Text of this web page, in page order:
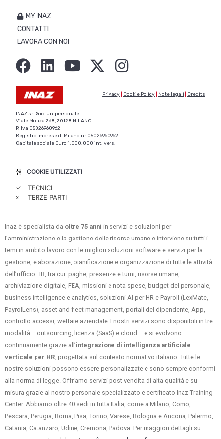
MY INAZ
CONTATTI
LAVORA CON NOI
Privacy Cookie Policy Note legali Credits
INAZ srl Soc. Unipersonale
Viale Monza 268, 20128 MILANO
P. Iva 05026960962
Registro Imprese di Milano nr 05026960962
Capitale sociale Euro 1.000.000 int. vers.
COOKIE UTILIZZATI
✓ TECNICI
x TERZE PARTI
Inaz è specialista da oltre 75 anni in servizi e soluzioni per
l’amministrazione e la gestione delle risorse umane e interviene su tutti i
temi in ambito lavoro con le migliori soluzioni software e servizi per la
gestione, elaborazione, pianificazione e organizzazione di tutte le attività
dell’ufficio HR, tra cui: paghe, presenze e turni, risorse umane,
archiviazione digitale, FEA, missioni e nota spese, budget del personale,
business intelligence e analytics, soluzioni AI per HR e Payroll (LexMate,
PayrolLens), asset and fleet management, portali del dipendente, App,
controllo accessi, welfare aziendale. I nostri servizi sono disponibili in tre
modalità – outsourcing, licenza (SaaS) e cloud – e si evolvono
continuamente grazie all’integrazione di intelligenza artificiale
verticale per HR, progettata sul contesto normativo italiano. Tutte le
nostre soluzioni possono essere personalizzate e sono sempre conformi
alla norma di legge. Offriamo servizi post vendita di alta qualità e su
misura grazie al nostro personale specializzato e certificato Inaz Training
Center. Abbiamo oltre 40 sedi in tutta Italia, come a Milano, Como,
Pescara, Perugia, Roma, Pisa, Torino, Varese, Bologna e Ancona, Palermo,
Catania, Catanzaro, Udine, Cremona, Padova. Per maggiori dettagli su